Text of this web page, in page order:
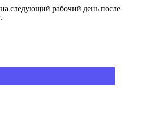
следующий рабочий день после